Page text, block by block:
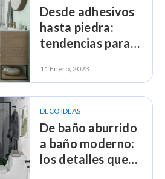
Desde adhesivos
hasta piedra:
tendencias para
11 Enero, 2023
DECO IDEAS
De baño aburrido
a baño moderno:
los detalles que